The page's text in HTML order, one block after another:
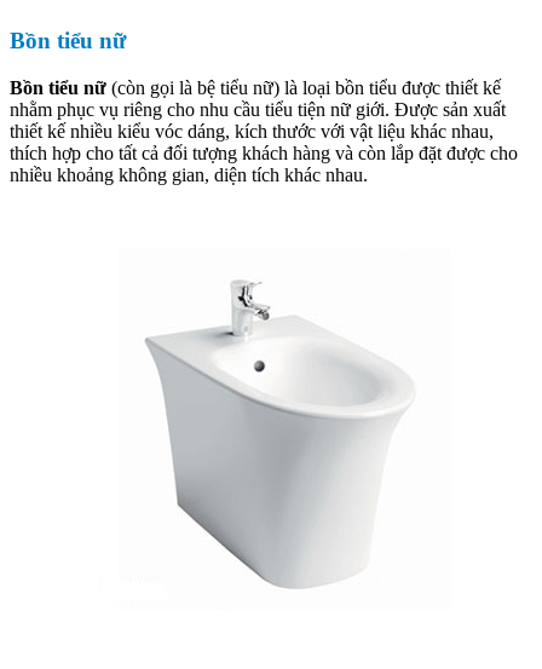
Bồn tiểu nữ
Bồn tiểu nữ (còn gọi là bệ tiểu nữ) là loại bồn tiểu được thiết kế
nhằm phục vụ riêng cho nhu cầu tiểu tiện nữ giới. Được sản xuất
thiết kế nhiều kiểu vóc dáng, kích thước với vật liệu khác nhau,
thích hợp cho tất cả đối tượng khách hàng và còn lắp đặt được cho
nhiều khoảng không gian, diện tích khác nhau.